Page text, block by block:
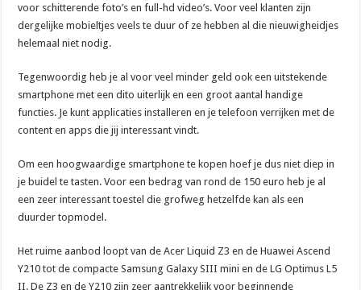
voor schitterende foto’s en full-hd video’s. Voor veel klanten zijn
dergelijke mobieltjes veels te duur of ze hebben al die nieuwigheidjes
helemaal niet nodig.
Tegenwoordig heb je al voor veel minder geld ook een uitstekende
smartphone met een dito uiterlijk en een groot aantal handige
functies. Je kunt applicaties installeren en je telefoon verrijken met de
content en apps die jij interessant vindt.
Om een hoogwaardige smartphone te kopen hoef je dus niet diep in
je buidel te tasten. Voor een bedrag van rond de 150 euro heb je al
een zeer interessant toestel die grofweg hetzelfde kan als een
duurder topmodel.
Het ruime aanbod loopt van de Acer Liquid Z3 en de Huawei Ascend
Y210 tot de compacte Samsung Galaxy SIII mini en de LG Optimus L5
II. De Z3 en de Y210 zijn zeer aantrekkelijk voor beginnende